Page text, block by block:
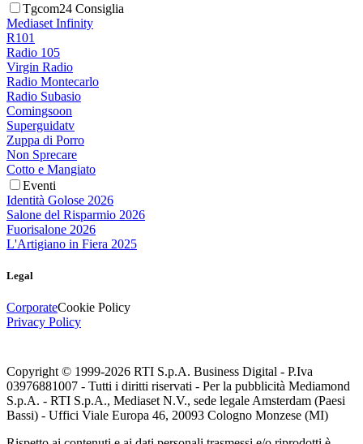
Tgcom24 Consiglia
Mediaset Infinity
R101
Radio 105
Virgin Radio
Radio Montecarlo
Radio Subasio
Comingsoon
Superguidatv
Zuppa di Porro
Non Sprecare
Cotto e Mangiato
Eventi
Identità Golose 2026
Salone del Risparmio 2026
Fuorisalone 2026
L'Artigiano in Fiera 2025
Legal
CorporateCookie Policy
Privacy Policy
Copyright © 1999-2026 RTI S.p.A. Business Digital - P.Iva
03976881007 - Tutti i diritti riservati - Per la pubblicità Mediamond
S.p.A. - RTI S.p.A., Mediaset N.V., sede legale Amsterdam (Paesi
Bassi) - Uffici Viale Europa 46, 20093 Cologno Monzese (MI)